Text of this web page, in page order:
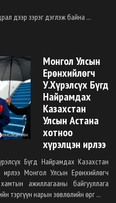
дээр зэрэг дэглэж байна ...
Монгол Улсын
Ерөнхийлөгч
У.Хүрэлсүх Бүгд
Найрамдах
Казахстан
Улсын Астана
хотноо
хүрэлцэн ирлээ
Бүгд Найрамдах Казахстан
Монгол Улсын Ерөнхийлөгч
ажиллагааны байгууллага
тэргүүн нарын зөвлөлийн өрг ...